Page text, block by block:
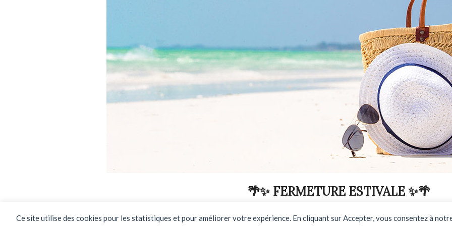
Ce site utilise des cookies pour les statistiques et pour améliorer votre expérience. En cliquant sur Accepter, vous consentez à
🌴✨ FERMETURE ESTIVALE ✨🌴
DU 03 AOUT AU 31 AOUT INCLUS